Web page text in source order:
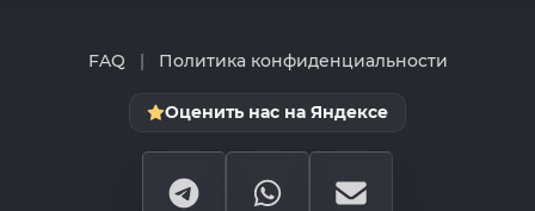
FAQ | Политика конфиденциальности
Оценить нас на Яндексе